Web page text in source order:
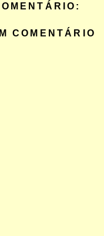
COMENTÁRIO